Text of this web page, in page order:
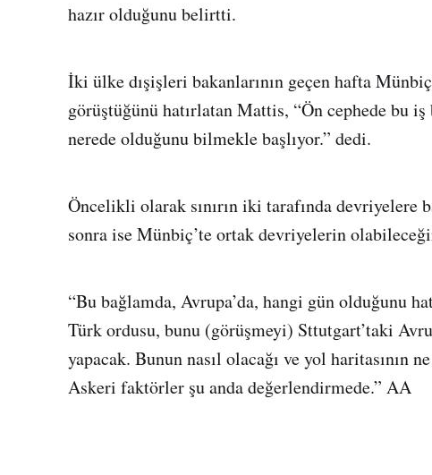
hazır olduğunu belirtti.
İki ülke dışişleri bakanlarının geçen hafta
görüştüğünü hatırlatan Mattis, “Ön cephede bu
nerede olduğunu bilmekle başlıyor.” dedi.
Öncelikli olarak sınırın iki tarafında devriyelere
sonra ise Münbiç’te ortak devriyelerin
“Bu bağlamda, Avrupa’da, hangi gün olduğunu
Türk ordusu, bunu (görüşmeyi) Sttutgart’taki
yapacak. Bunun nasıl olacağı ve yol haritasının
Askeri faktörler şu anda değerlendirmede.” AA